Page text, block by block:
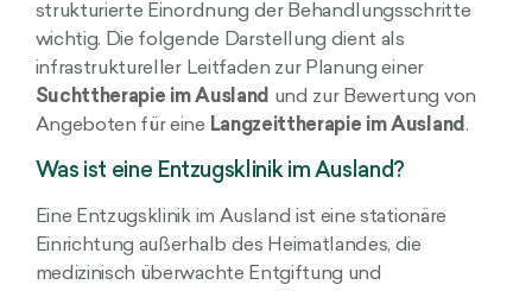
strukturierte Einordnung der Behandlungsschritte
wichtig. Die folgende Darstellung dient als
infrastruktureller Leitfaden zur Planung einer
Suchttherapie im Ausland und zur Bewertung von
Angeboten für eine Langzeittherapie im Ausland .
Was ist eine Entzugsklinik im Ausland?
Eine Entzugsklinik im Ausland ist eine stationäre
Einrichtung außerhalb des Heimatlandes, die
medizinisch überwachte Entgiftung und